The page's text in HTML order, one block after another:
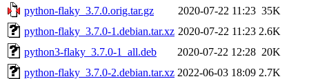
python-flaky_3.7.0.orig.tar.gz
2020-07-22 11:23 35K
python-flaky_3.7.0-1.debian.tar.xz 2020-07-22 11:23 2.6K
python3-flaky_3.7.0-1_all.deb
2020-07-22 12:28 20K
python-flaky_3.7.0-2.debian.tar.xz 2022-06-03 18:09 2.7K